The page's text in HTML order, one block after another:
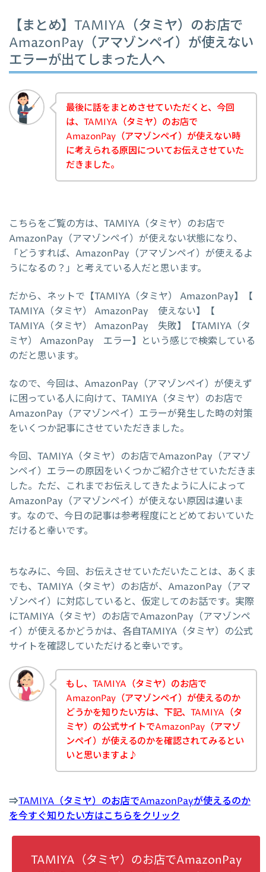
【まとめ】TAMIYA（タミヤ）のお店で
AmazonPay（アマゾンペイ）が使えない
エラーが出てしまった人へ
最後に話をまとめさせていただくと、今回
は、TAMIYA（タミヤ）のお店で
AmazonPay（アマゾンペイ）が使えない時
に考えられる原因についてお伝えさせていた
だきました。
こちらをご覧の方は、TAMIYA（タミヤ）のお店で
AmazonPay（アマゾンペイ）が使えない状態になり、
「どうすれば、AmazonPay（アマゾンペイ）が使えるよ
うになるの？」と考えている人だと思います。
だから、ネットで【TAMIYA（タミヤ） AmazonPay】【
TAMIYA（タミヤ） AmazonPay 使えない】【
TAMIYA（タミヤ） AmazonPay 失敗】【TAMIYA（タ
ミヤ） AmazonPay エラー】という感じで検索している
のだと思います。
なので、今回は、AmazonPay（アマゾンペイ）が使えず
に困っている人に向けて、TAMIYA（タミヤ）のお店で
AmazonPay（アマゾンペイ）エラーが発生した時の対策
をいくつか記事にさせていただきました。
今回、TAMIYA（タミヤ）のお店でAmazonPay（アマゾ
ンペイ）エラーの原因をいくつかご紹介させていただきま
した。ただ、これまでお伝えしてきたように人によって
AmazonPay（アマゾンペイ）が使えない原因は違いま
す。なので、今日の記事は参考程度にとどめておいていた
だけると幸いです。
ちなみに、今回、お伝えさせていただいたことは、あくま
でも、TAMIYA（タミヤ）のお店が、AmazonPay（アマ
ゾンペイ）に対応していると、仮定してのお話です。実際
にTAMIYA（タミヤ）のお店でAmazonPay（アマゾンペ
イ）が使えるかどうかは、各自TAMIYA（タミヤ）の公式
サイトを確認していただけると幸いです。
もし、TAMIYA（タミヤ）のお店で
AmazonPay（アマゾンペイ）が使えるのか
どうかを知りたい方は、下記、TAMIYA（タ
ミヤ）の公式サイトでAmazonPay（アマゾ
ンペイ）が使えるのかを確認されてみるとい
いと思いますよ♪
⇒TAMIYA（タミヤ）のお店でAmazonPayが使えるのか
を今すぐ知りたい方はこちらをクリック
TAMIYA（タミヤ）のお店でAmazonPay